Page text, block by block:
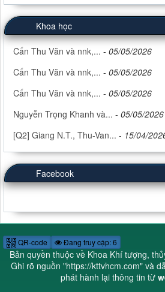
Khoa học
Cấn Thu Văn và nnk,... - 05/05/2026
Cấn Thu Văn và nnk,... - 05/05/2026
Cấn Thu Văn và nnk,... - 05/05/2026
Nguyễn Trọng Khanh và... - 05/05/2026
[Q2] Giang N.T., Thu-Van... - 15/04/
Facebook
QR-code Đang truy cập: 6
Bản quyền thuộc về Khoa Khí tượng,
Ghi rõ nguồn "https://kttvhcm.com" và
phát hành lại thông tin từ